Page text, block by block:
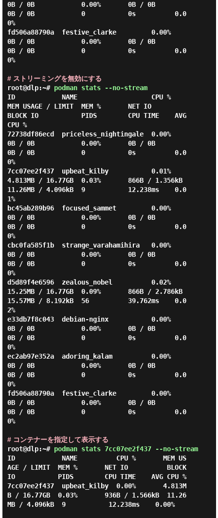
0B / 0B            0.00%       0B / 0B
0B / 0B            0           0s          0.0
0%
fd506a88790a  festive_clarke         0.00%
0B / 0B            0.00%       0B / 0B
0B / 0B            0           0s          0.0
0%
# ストリーミングを無効にする
root@dlp:~# podman stats --no-stream
ID            NAME                   CPU %
MEM USAGE / LIMIT  MEM %       NET IO
BLOCK IO           PIDS        CPU TIME    AVG
CPU %
72738df86ecd  priceless_nightingale  0.00%
0B / 0B            0.00%       0B / 0B
0B / 0B            0           0s          0.0
0%
7cc07ee2f437  upbeat_kilby           0.01%
4.813MB / 16.77GB  0.03%       866B / 1.356kB
11.26MB / 4.096kB  9           12.238ms    0.0
1%
bc45ab289b96  focused_sammet         0.00%
0B / 0B            0.00%       0B / 0B
0B / 0B            0           0s          0.0
0%
cbc0fa585f1b  strange_varahamihira   0.00%
0B / 0B            0.00%       0B / 0B
0B / 0B            0           0s          0.0
0%
d5d89f4e6596  zealous_nobel          0.02%
15.25MB / 16.77GB  0.09%       866B / 2.786kB
15.57MB / 8.192kB  56          39.762ms    0.0
2%
e33db7f8c043  debian-nginx           0.00%
0B / 0B            0.00%       0B / 0B
0B / 0B            0           0s          0.0
0%
ec2ab97e352a  adoring_kalam          0.00%
0B / 0B            0.00%       0B / 0B
0B / 0B            0           0s          0.0
0%
fd506a88790a  festive_clarke         0.00%
0B / 0B            0.00%       0B / 0B
0B / 0B            0           0s          0.0
0%
# コンテナーを指定して表示する
root@dlp:~# podman stats 7cc07ee2f437 --no-stream
ID            NAME          CPU %       MEM US
AGE / LIMIT  MEM %       NET IO          BLOCK
IO           PIDS        CPU TIME    AVG CPU %
7cc07ee2f437  upbeat_kilby  0.00%       4.813M
B / 16.77GB  0.03%       936B / 1.566kB  11.26
MB / 4.096kB  9           12.238ms    0.00%